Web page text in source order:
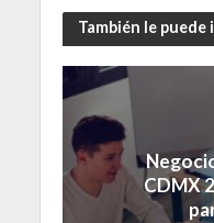
También le
CDMX